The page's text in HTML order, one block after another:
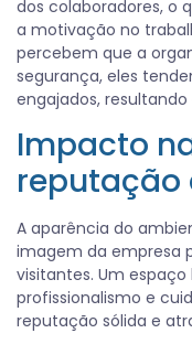
dos colaboradores, o
a motivação no
percebem que a
segurança, eles
engajados,
Impacto
reputação
A aparência do
imagem da empresa
visitantes. Um
profissionalismo e
reputação sólida e